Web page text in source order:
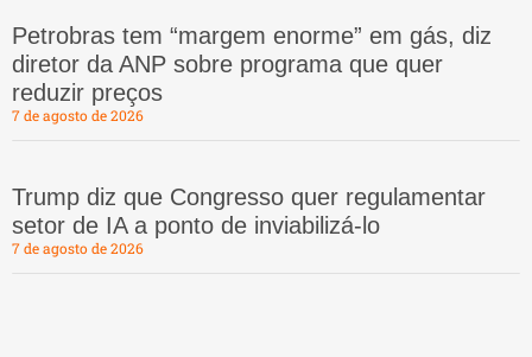
Petrobras tem “margem enorme” em gás, diz
diretor da ANP sobre programa que quer
reduzir preços
7 de agosto de 2026
Trump diz que Congresso quer regulamentar
setor de IA a ponto de inviabilizá-lo
7 de agosto de 2026